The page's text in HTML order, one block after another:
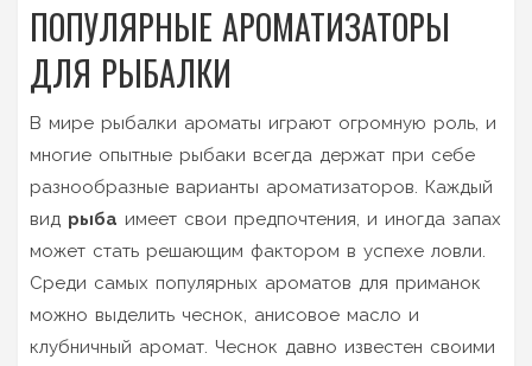
ПОПУЛЯРНЫЕ АРОМАТИЗАТОРЫ
ДЛЯ РЫБАЛКИ
В мире рыбалки ароматы играют огромную роль, и
многие опытные рыбаки всегда держат при себе
разнообразные варианты ароматизаторов. Каждый
вид рыба имеет свои предпочтения, и иногда запах
может стать решающим фактором в успехе ловли.
Среди самых популярных ароматов для приманок
можно выделить чеснок, анисовое масло и
клубничный аромат. Чеснок давно известен своими